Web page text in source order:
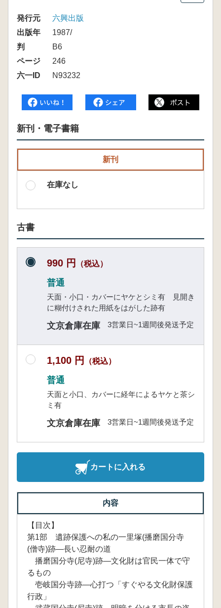
発行元
六興出版
出版年
1987/
判
B6
ページ
246
六一ID
N93232
新刊・電子書籍
新刊
在庫なし
古書
990 円 （税込）
普通
天面・小口・カバーにヤケとシミ有 見開き
に糊付けされた用紙をはがした跡有
文京倉庫在庫 3営業日~1週間後発送予定
1,100 円 （税込）
普通
天面と小口、カバーに経年によるヤケと茶シ
ミ有
文京倉庫在庫 3営業日~1週間後発送予定
カートに入れる
内容
【目次】
第1部 遺跡保護への私の一里塚(播磨国分寺
(僧寺)跡―長い忍耐の道
播磨国分寺(尼寺)跡―文化財は官民一体で守
るもの
壱岐国分寺跡―心打つ「すぐやる文化財保護
行政」